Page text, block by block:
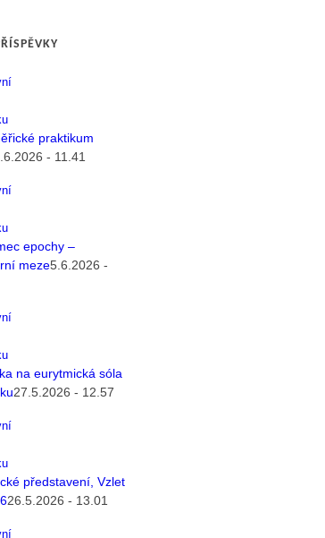
praktikum
- 11.41
epochy –
meze5.6.2026 -
na eurytmická sóla
27.5.2026 - 12.57
představení, Vzlet
26.5.2026 - 13.01